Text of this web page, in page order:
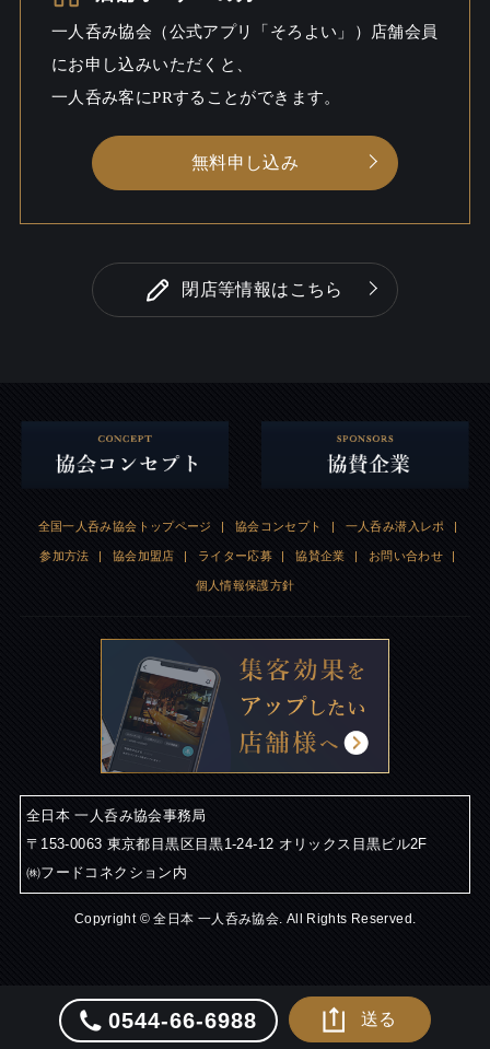
0544-66-6988 送る
一人呑み協会（公式アプリ「そろよい」）店舗会員
にお申し込みいただくと、
一人呑み客にPRすることができます。
無料申し込み
閉店等情報はこちら
全国一人呑み協会トップページ | 協会コンセプト | 一人呑み潜入レポ |
参加方法 | 協会加盟店 | ライター応募 | 協賛企業 | お問い合わせ |
個人情報保護方針
全日本 一人呑み協会事務局
〒153-0063 東京都目黒区目黒1-24-12 オリックス目黒ビル2F
㈱フードコネクション内
Copyright © 全日本 一人呑み協会. All Rights Reserved.